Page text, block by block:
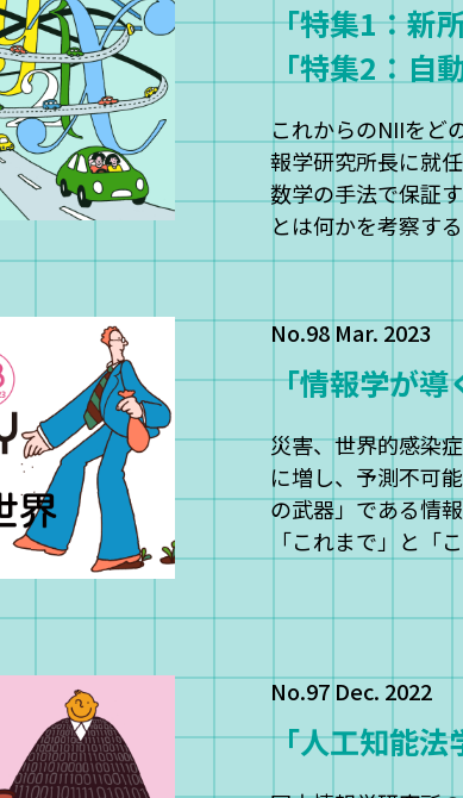
「特集1：新
「特集2：自
これからのNIIをど
報学研究所長に就
数学の手法で保証
とは何かを考察する
No.98 Mar. 2023
「情報学が導
災害、世界的感染
に増し、予測不可
の武器」である情
「これまで」と「
No.97 Dec. 2022
「人工知能法